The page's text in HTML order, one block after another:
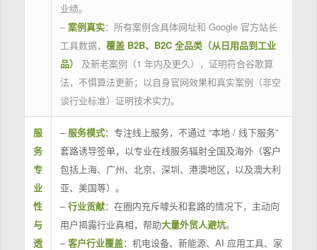
业绩。
– 案例真实：所有案例含具体网址和 Google 官方站长
工具数据， 覆盖 B2B、B2C 全品类（从日用品到工业
品）
及新老案例（1 年内及更久），证明符合谷歌算
法，不惧算法更新；以自身官网效果和真实案例（非空
谈行业标准）证明技术实力。
服
务
专
业
性
与
透
– 服务模式：专注线上服务，不通过 “本地 / 线下服务”
套路诱导签单，以专业在线服务辐射全国及海外（客户
包括上海、广州、北京、深圳、港澳地区，以及澳大利
亚、美国等）。
–行业贡献：在圈内充斥噱头和套路的情况下，主动向
用户揭露行业真相，帮助大量外贸人避坑。
–客户行业覆盖：机电设备、新能源、AI 应用工具、家